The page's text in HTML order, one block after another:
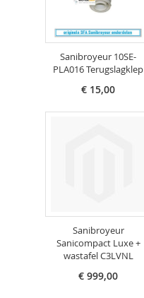
Sanibroyeur 10SE-
PLA016 Terugslagklep
€ 15,00
Sanibroyeur
Sanicompact Luxe +
wastafel C3LVNL
€ 999,00